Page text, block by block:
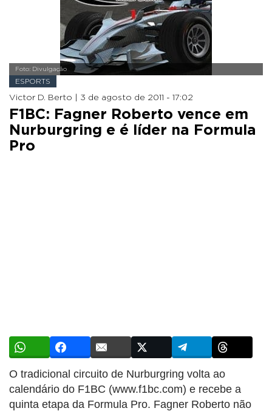
Foto: Divulgação
ESPORTS
Victor D. Berto | 3 de agosto de 2011 - 17:02
F1BC: Fagner Roberto vence em
Nurburgring e é líder na Formula
Pro
O tradicional circuito de Nurburgring volta ao
calendário do F1BC (www.f1bc.com) e recebe a
quinta etapa da Formula Pro. Fagner Roberto não